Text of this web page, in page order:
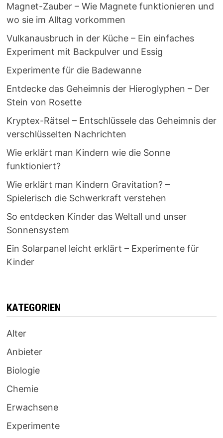
Magnet-Zauber – Wie Magnete funktionieren und
wo sie im Alltag vorkommen
Vulkanausbruch in der Küche – Ein einfaches
Experiment mit Backpulver und Essig
Experimente für die Badewanne
Entdecke das Geheimnis der Hieroglyphen – Der
Stein von Rosette
Kryptex-Rätsel – Entschlüssele das Geheimnis der
verschlüsselten Nachrichten
Wie erklärt man Kindern wie die Sonne
funktioniert?
Wie erklärt man Kindern Gravitation? –
Spielerisch die Schwerkraft verstehen
So entdecken Kinder das Weltall und unser
Sonnensystem
Ein Solarpanel leicht erklärt – Experimente für
Kinder
KATEGORIEN
Alter
Anbieter
Biologie
Chemie
Erwachsene
Experimente